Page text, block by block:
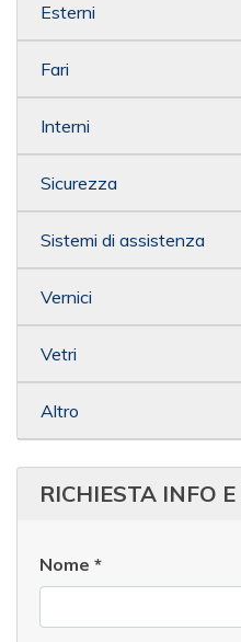
Esterni
Fari
Interni
Sicurezza
Sistemi di assistenza
Vernici
Vetri
Altro
RICHIESTA INFO
Nome *